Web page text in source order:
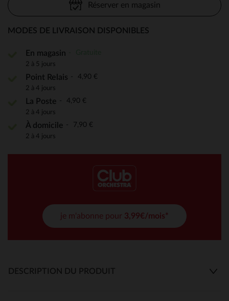
Réserver en magasin
MODES DE LIVRAISON DISPONIBLES
En magasin
2 à 5 jours
Point Relais 4,90 €
2 à 4 jours
La Poste 4,90 €
2 à 4 jours
À domicile 7,90 €
2 à 4 jours
je m'abonne pour 3,99€/mois*
DESCRIPTION DU PRODUIT